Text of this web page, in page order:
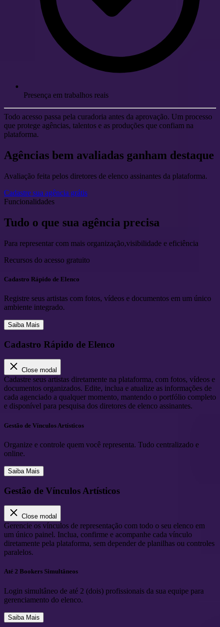
Presença em trabalhos reais
Todo acesso passa pela curadoria antes da aprovação. Um processo
que protege agências, talentos e as produções que confiam na
plataforma.
Agências bem avaliadas ganham destaque
Avaliação feita pelos diretores de elenco assinantes da plataforma.
Cadastre sua agência grátis
Funcionalidades
Tudo o que sua agência precisa
Para representar com mais organização,visibilidade e eficiência
Recursos do acesso gratuito
Cadastro Rápido de Elenco
Registre seus artistas com fotos, vídeos e documentos em um único
ambiente integrado.
Saiba Mais
Cadastro Rápido de Elenco
Close modal
Cadastre seus artistas diretamente na plataforma, com fotos, vídeos e
documentos organizados. Edite, inclua e atualize as informações de
cada agenciado a qualquer momento, mantendo o portfólio completo
e disponível para pesquisa dos diretores de elenco assinantes.
Gestão de Vínculos Artísticos
Organize e controle quem você representa. Tudo centralizado e
online.
Saiba Mais
Gestão de Vínculos Artísticos
Close modal
Gerencie os vínculos de representação com todo o seu elenco em
um único painel. Inclua, confirme e acompanhe cada vínculo
diretamente pela plataforma, sem depender de planilhas ou controles
paralelos.
Até 2 Bookers Simultâneos
Login simultâneo de até 2 (dois) profissionais da sua equipe para
gerenciamento do elenco.
Saiba Mais